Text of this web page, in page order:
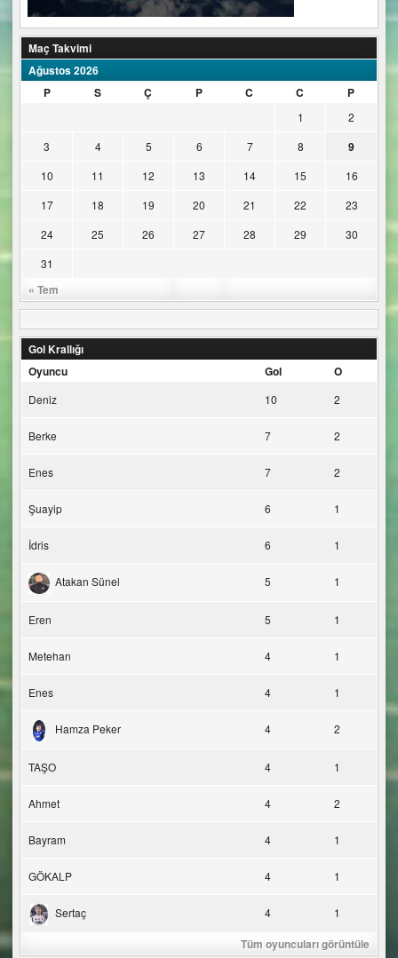
Maç Takvimi
Ağustos 2026
P
S Ç P C C P
« Tem
1
2
3
4 5 6 7 8 9
10 11 12 13 14 15
16
17
18 19 20 21 22
23
24
25 26 27 28 29
30
31
Gol Krallığı
Oyuncu
Gol O
Deniz 10 2
Berke 7 2
Enes 7 2
Şuayip 6 1
İdris 6 1
Atakan Sünel 5 1
Eren 5 1
Metehan 4 1
Enes 4 1
Hamza Peker 4 2
TAŞO 4 1
Ahmet 4 2
Bayram 4 1
GÖKALP 4 1
Sertaç 4 1
Tüm oyuncuları görüntüle